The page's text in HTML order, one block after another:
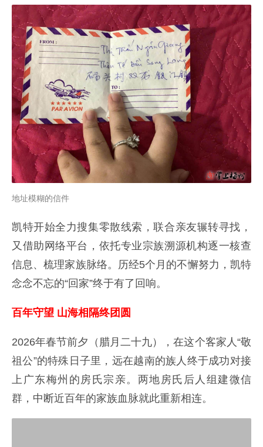
地址模糊的信件
凯特开始全力搜集零散线索，联合亲友辗转寻找，
又借助网络平台，依托专业宗族溯源机构逐一核查
信息、梳理家族脉络。历经5个月的不懈努力，凯特
念念不忘的“回家”终于有了回响。
百年守望 山海相隔终团圆
2026年春节前夕（腊月二十九），在这个客家人“敬
祖公”的特殊日子里，远在越南的族人终于成功对接
上广东梅州的房氏宗亲。两地房氏后人组建微信
群，中断近百年的家族血脉就此重新相连。